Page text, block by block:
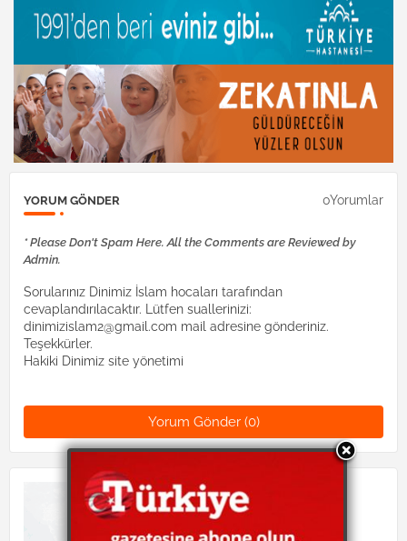
YORUM GÖNDER 0Yorumlar
* Please Don't Spam Here. All the Comments are Reviewed by
Admin.
Sorularınız Dinimiz İslam hocaları tarafından
cevaplandırılacaktır. Lütfen suallerinizi:
dinimizislam2@gmail.com mail adresine gönderiniz.
Teşekkürler.
Hakiki Dinimiz site yönetimi
Yorum Gönder (0)